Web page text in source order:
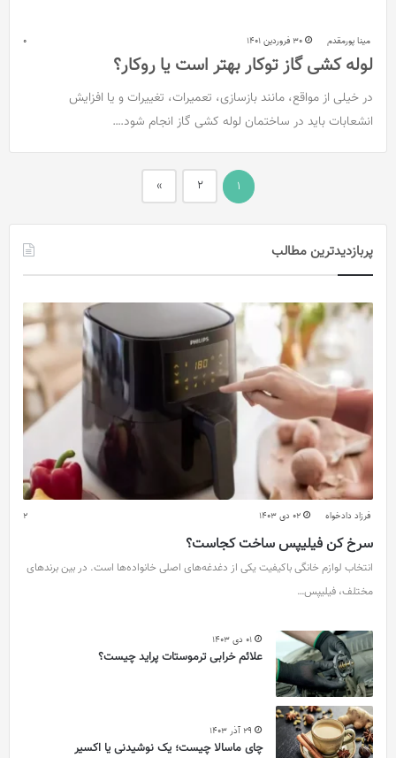
مینا پورمقدم 30 فروردین 1401 0
لوله کشی گاز توکار بهتر است یا روکار؟
در خیلی از مواقع، مانند بازسازی، تعمیرات، تغییرات و یا افزایش
انشعابات باید در ساختمان لوله کشی گاز انجام شود.…
1
2
»
پربازدیدترین مطالب
فرزاد دادخواه 02 دی 1403 2
سرخ کن فیلیپس ساخت کجاست؟
انتخاب لوازم خانگی باکیفیت یکی از دغدغه‌های اصلی خانواده‌ها است. در بین برندهای
مختلف، فیلیپس…
01 دی 1403
علائم خرابی ترموستات پراید چیست؟
29 آذر 1403
چای ماسالا چیست؛ یک نوشیدنی یا اکسیر